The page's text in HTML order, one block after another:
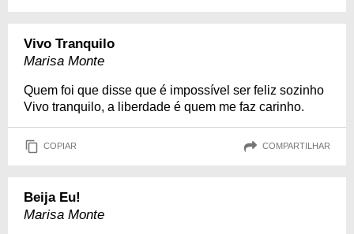
Vivo Tranquilo
Marisa Monte
Quem foi que disse que é impossível ser feliz sozinho
Vivo tranquilo, a liberdade é quem me faz carinho.
COPIAR COMPARTILHAR
Beija Eu!
Marisa Monte